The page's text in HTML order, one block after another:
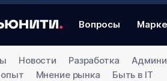
Вопросы
Новости Разработка
Мнение рынка Быть в IT